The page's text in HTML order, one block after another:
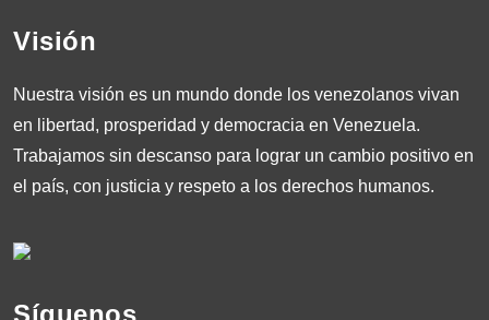
Visión
Nuestra visión es un mundo donde los venezolanos vivan
en libertad, prosperidad y democracia en Venezuela.
Trabajamos sin descanso para lograr un cambio positivo en
el país, con justicia y respeto a los derechos humanos.
Síguenos